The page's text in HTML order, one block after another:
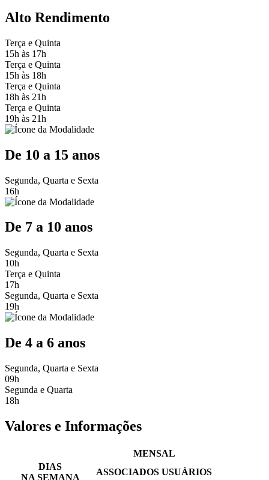
Alto Rendimento
Terça e Quinta
15h às 17h
Terça e Quinta
15h às 18h
Terça e Quinta
18h às 21h
Terça e Quinta
19h às 21h
De 10 a 15 anos
Segunda, Quarta e Sexta
16h
De 7 a 10 anos
Segunda, Quarta e Sexta
10h
Terça e Quinta
17h
Segunda, Quarta e Sexta
19h
De 4 a 6 anos
Segunda, Quarta e Sexta
09h
Segunda e Quarta
18h
Valores e Informações
MENSAL
DIAS
NA SEMANA
ASSOCIADOS USUÁRIOS